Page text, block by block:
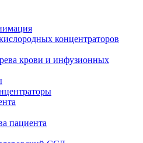
концентраторов
крови и инфузионных
пациента